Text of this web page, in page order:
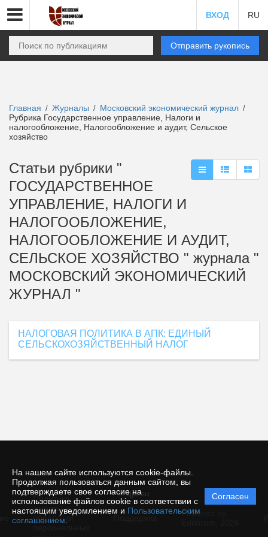
На нашем сайте используются cookie-файлы.
Продолжая пользоваться данным сайтом, вы
подтверждаете свое согласие на
использование файлов cookie в соответствии с
настоящим уведомлением и Пользовательским
соглашением
Согласен
ВХОД RU
Отправить рукопись
Главная / Журналы / Московский экономический журнал /
Рубрика Государственное управление, Налоги и
налогообложение, Налогообложение и аудит, Сельское
хозяйство
Статьи рубрики "
ГОСУДАРСТВЕННОЕ
УПРАВЛЕНИЕ, НАЛОГИ И
НАЛОГООБЛОЖЕНИЕ,
НАЛОГООБЛОЖЕНИЕ И АУДИТ,
СЕЛЬСКОЕ ХОЗЯЙСТВО " журнала "
МОСКОВСКИЙ ЭКОНОМИЧЕСКИЙ
ЖУРНАЛ "
НАЛОГОВАЯ ПОЛИТИКА В АПК: ЕДИНЫЙ
СЕЛЬСКОХОЗЯЙСТВЕННЫЙ НАЛОГ
© qje.su
Политика
защиты и
обработки
Powered by